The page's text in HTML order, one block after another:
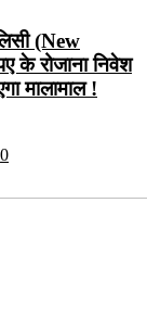
(New
रोजाना निवेश
मालामाल !
0